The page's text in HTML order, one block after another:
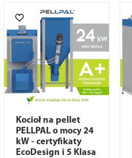
Kocioł na pellet
PELLPAL o mocy 24
kW - certyfikaty
EcoDesign i 5 Klasa